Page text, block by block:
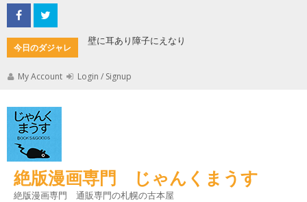
Skip
to
content
今日のダジャレ
んた 壁に耳あり障子にえなり
My Account Login / Signup
絶版漫画専門 じゃんくまうす
絶版漫画専門 通販専門の札幌の古本屋